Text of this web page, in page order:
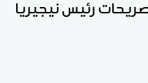
رئيس نيجيريا